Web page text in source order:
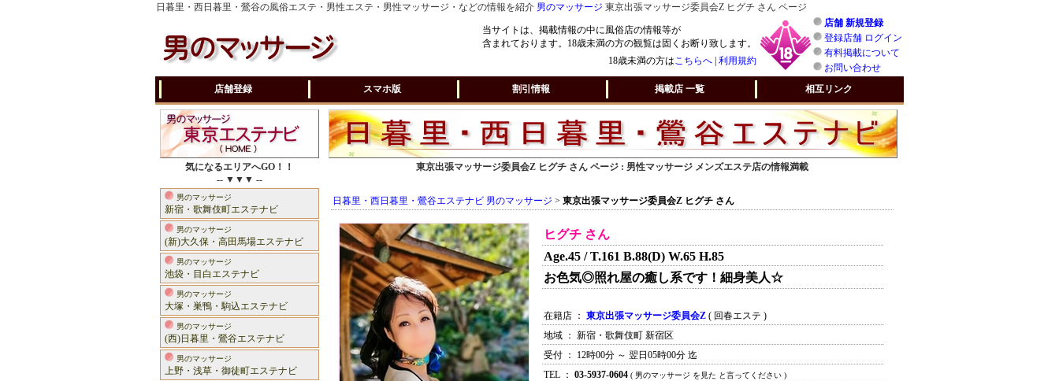
日暮里・西日暮里・鶯谷の風俗エステ・男性エステ・男性マッサージ・などの情報を紹介 男のマッサージ 東京出張マッサージ委員会Z ヒグチ さん ページ
当サイトは、掲載情報の中に風俗店の情報等が
含まれております。18歳未満の方の観覧は固くお断り致します。
18歳未満の方はこちらへ 利用規約
店舗 新規登録
登録店舗 ログイン
有料掲載について
お問い合わせ
店舗登録
スマホ版 割引情報 掲載店 一覧 相互リンク
気になるエリアへGO！！
-- ▼▼▼ --
男のマッサージ
新宿・歌舞伎町エステナビ
男のマッサージ
(新)大久保・高田馬場エステナビ
男のマッサージ
池袋・目白エステナビ
男のマッサージ
大塚・巣鴨・駒込エステナビ
男のマッサージ
(西)日暮里・鶯谷エステナビ
男のマッサージ
上野・浅草・御徒町エステナビ
東京出張マッサージ委員会Z ヒグチ さん ページ : 男性マッサージ メンズエステ店の情報満載
日暮里・西日暮里・鶯谷エステナビ 男のマッサージ > 東京出張マッサージ委員会Z ヒグチ さん
ヒグチ さん
Age.45 / T.161 B.88(D) W.65 H.85
お色気◎照れ屋の癒し系です！細身美人☆
在籍店 ： 東京出張マッサージ委員会Z ( 回春エステ )
地域 ： 新宿・歌舞伎町 新宿区
受付 ： 12時00分 ～ 翌日05時00分 迄
TEL ： 03-5937-0604 ( 男のマッサージ を見た と言ってください )